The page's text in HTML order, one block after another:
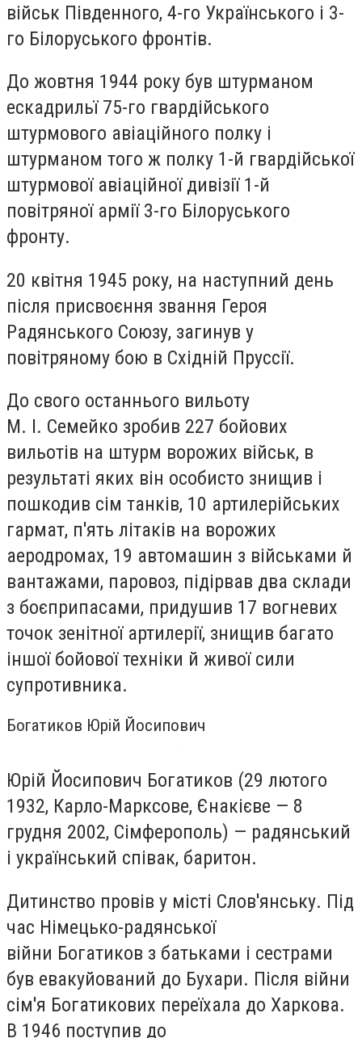
військ Південного, 4-го Українського і 3-
го Білоруського фронтів.
До жовтня 1944 року був штурманом
ескадрильї 75-го гвардійського
штурмового авіаційного полку і
штурманом того ж полку 1-й гвардійської
штурмової авіаційної дивізії 1-й
повітряної армії 3-го Білоруського
фронту.
20 квітня 1945 року, на наступний день
після присвоєння звання Героя
Радянського Союзу, загинув у
повітряному бою в Східній Пруссії.
До свого останнього вильоту
М. І. Семейко зробив 227 бойових
вильотів на штурм ворожих військ, в
результаті яких він особисто знищив і
пошкодив сім танків, 10 артилерійських
гармат, п'ять літаків на ворожих
аеродромах, 19 автомашин з військами й
вантажами, паровоз, підірвав два склади
з боєприпасами, придушив 17 вогневих
точок зенітної артилерії, знищив багато
іншої бойової техніки й живої сили
супротивника.
Богатиков Юрій Йосипович
Юрій Йосипович Богатиков (29 лютого
1932, Карло-Марксове, Єнакієве — 8
грудня 2002, Сімферополь) — радянський
і український співак, баритон.
Дитинство провів у місті Слов'янську. Під
час Німецько-радянської
війни Богатиков з батьками і сестрами
був евакуйований до Бухари. Після війни
сім'я Богатикових переїхала до Харкова.
В 1946 поступив до